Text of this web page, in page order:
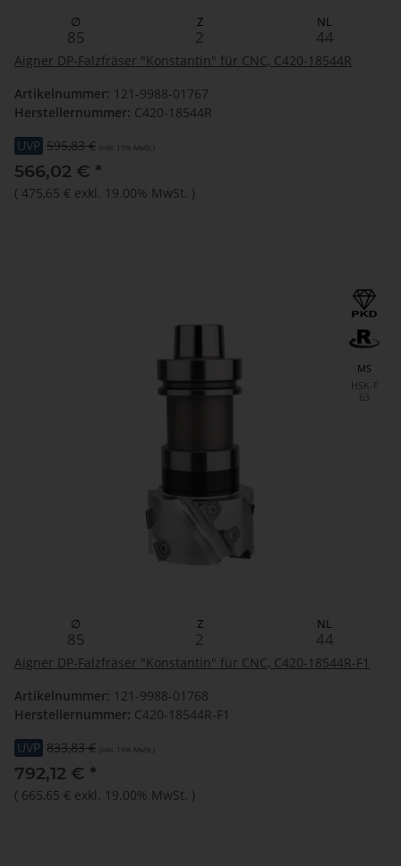
∅
85
Z
2
NL
44
Aigner DP-Falzfräser "Konstantin" für CNC, C420-18544R
Artikelnummer: 121-9988-01767
Herstellernummer: C420-18544R
UVP 595,83 € (inkl. 19% MwSt.)
566,02 € *
( 475,65 € exkl. 19.00% MwSt. )
∅
85
Z
2
NL
44
MS
HSK-F
63
Aigner DP-Falzfräser "Konstantin" für CNC, C420-18544R-F1
Artikelnummer: 121-9988-01768
Herstellernummer: C420-18544R-F1
UVP 833,83 € (inkl. 19% MwSt.)
792,12 € *
( 665,65 € exkl. 19.00% MwSt. )